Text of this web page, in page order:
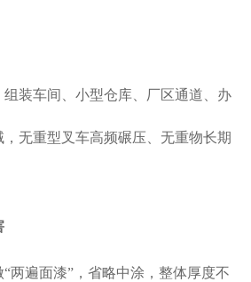
装车间、小型仓库、厂区通道、办
无重型叉车高频碾压、无重物长期
两遍面漆”，省略中涂，整体厚度不